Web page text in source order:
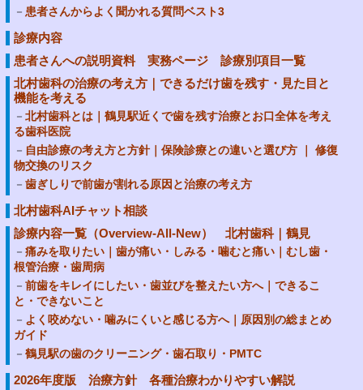
患者さんからよく聞かれる質問ベスト3
診療内容
患者さんへの説明資料 実務ページ 診療別項目一覧
北村歯科の治療の考え方｜できるだけ歯を残す・見た目と
機能を考える
北村歯科とは｜鶴見駅近くで歯を残す治療とお口全体を考え
る歯科医院
自由診療の考え方と方針｜保険診療との違いと選び方 ｜ 修復
物交換のリスク
歯ぎしりで前歯が割れる原因と治療の考え方
北村歯科AIチャット相談
診療内容一覧（Overview-All-New） 北村歯科｜鶴見
痛みを取りたい｜歯が痛い・しみる・噛むと痛い｜むし歯・
根管治療・歯周病
前歯をキレイにしたい・歯並びを整えたい方へ｜できるこ
と・できないこと
よく咬めない・噛みにくいと感じる方へ｜原因別の総まとめ
ガイド
鶴見駅の歯のクリーニング・歯石取り・PMTC
2026年度版 治療方針 各種治療わかりやすい解説